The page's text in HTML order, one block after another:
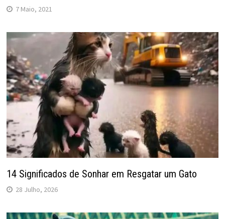
7 Maio, 2021
14 Significados de Sonhar em Resgatar um Gato
28 Julho, 2026